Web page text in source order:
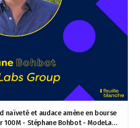
naïveté et audace amène en bourse
100M - Stéphane Bohbot - ModeLabs